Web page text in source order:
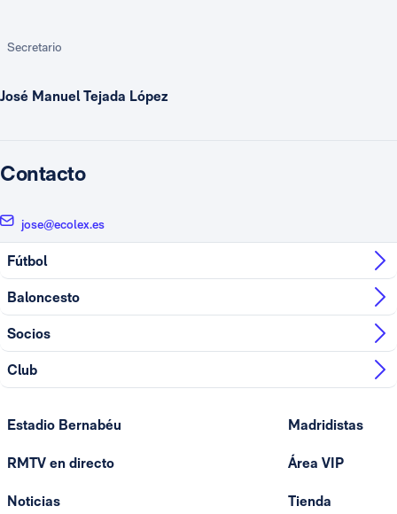
Secretario
José Manuel Tejada López
Contacto
jose@ecolex.es
Fútbol
Baloncesto
Socios
Club
Estadio Bernabéu
RMTV en directo
Noticias
Madridistas
Área VIP
Tienda